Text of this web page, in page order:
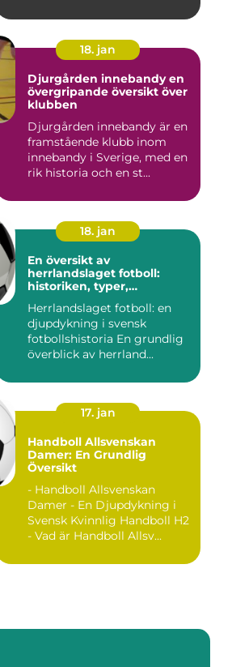
18. jan
Djurgården innebandy en
övergripande översikt över
klubben
Djurgården innebandy är en
framstående klubb inom
innebandy i Sverige, med en
rik historia och en st...
18. jan
En översikt av
herrlandslaget fotboll:
historiken, typer,
Herrlandslaget fotboll: en
djupdykning i svensk
fotbollshistoria En grundlig
överblick av herrland...
17. jan
Handboll Allsvenskan
Damer: En Grundlig
Översikt
- Handboll Allsvenskan
Damer - En Djupdykning i
Svensk Kvinnlig Handboll H2
- Vad är Handboll Allsv...